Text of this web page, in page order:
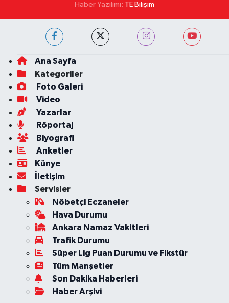
Haber Yazılımı: TE Bilişim
Ana Sayfa
Kategoriler
Foto Galeri
Video
Yazarlar
Röportaj
Biyografi
Anketler
Künye
İletişim
Servisler
Nöbetçi Eczaneler
Hava Durumu
Ankara Namaz Vakitleri
Trafik Durumu
Süper Lig Puan Durumu ve Fikstür
Tüm Manşetler
Son Dakika Haberleri
Haber Arşivi